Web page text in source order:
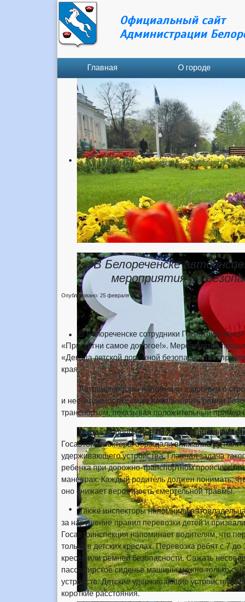
Официальный сайт
Администрации
Главная О городе
В Белореченске
мероприятия по
Опубликовано: 25 февраля 2026
В Белореченске сотрудники
«Пристегни самое дорогое!». Мероприятие
«Декада детской дорожной безопасности»,
края.
Автоинспекторы напомнили взрослым о
и необходимости самим использовать ремни
транспортом, показывая положительный пример
В ходе мероприятия проведена проверка
Госавтоинспекторы обращали внимание на
удерживающего устройства. Главная задача
ребенка при дорожно-транспортном
маневрах. Каждый родитель должен понимать,
оно снижает вероятность смертельной травмы.
Также инспекторы напомнили
за нарушение правил перевозки детей и
Госавтоинспекция напоминает водителям, что
только в детских креслах. Перевозка ребят с 7
кресел или ремней безопасности. Сажать
пассажирское сиденье машины можно только с
устройств. Детские удерживающие устройства
короткие расстояния.